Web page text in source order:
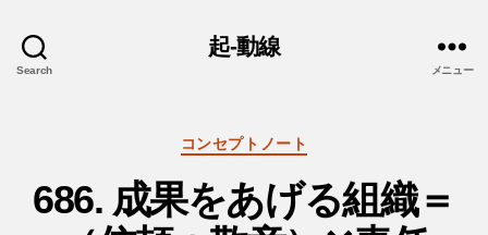
Search
起-動線
メニュー
カ
ゴ
リ
コンセプトノート
686. 成果をあげる組織＝